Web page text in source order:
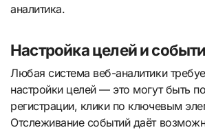
аналитика.
Настройка целей и
Любая система веб-аналитики
настройки целей — это могут быть
регистрации, клики по ключевым
Отслеживание событий даёт